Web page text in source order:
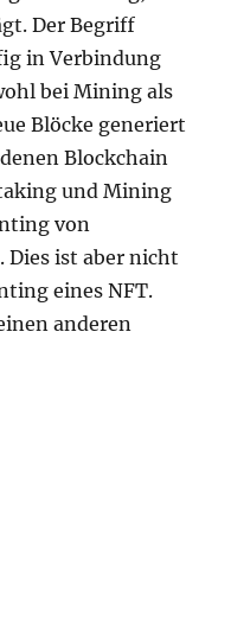
Der Begriff
in Verbindung
bei Mining als
Blöcke generiert
Blockchain
und Mining
von
ist aber nicht
eines NFT.
anderen